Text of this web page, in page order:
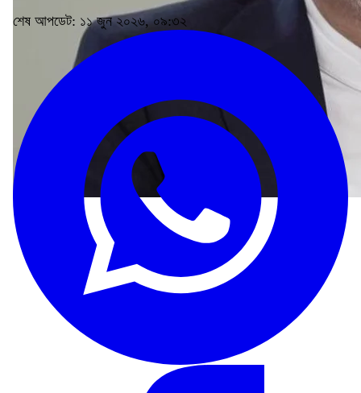
শেষ আপডেট: ১১ জুন ২০২৬, ০৯:৩২